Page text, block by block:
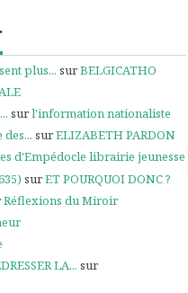
plus... surBELGICATHO
surl'information nationaliste
surELIZABETH PARDON
d'Empédocle librairie jeunesse
surET POURQUOI DONC ?
Réflexions du Miroir
LA... sur